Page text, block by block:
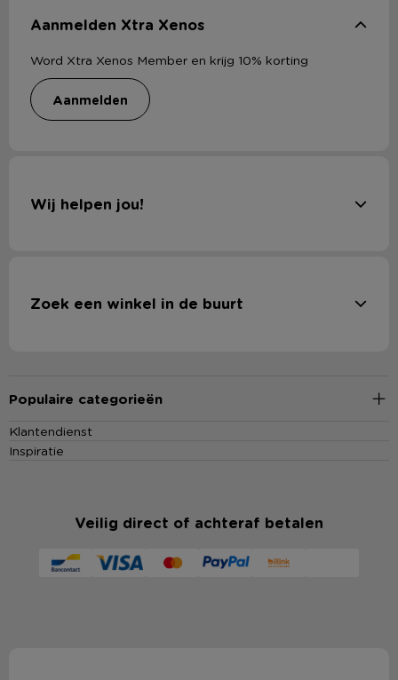
Aanmelden Xtra Xenos
Word Xtra Xenos Member en krijg 10% korting
aanmelden
Wij helpen jou!
Zoek een winkel in de buurt
Populaire categorieën
Klantendienst
Inspiratie
Veilig direct of achteraf betalen